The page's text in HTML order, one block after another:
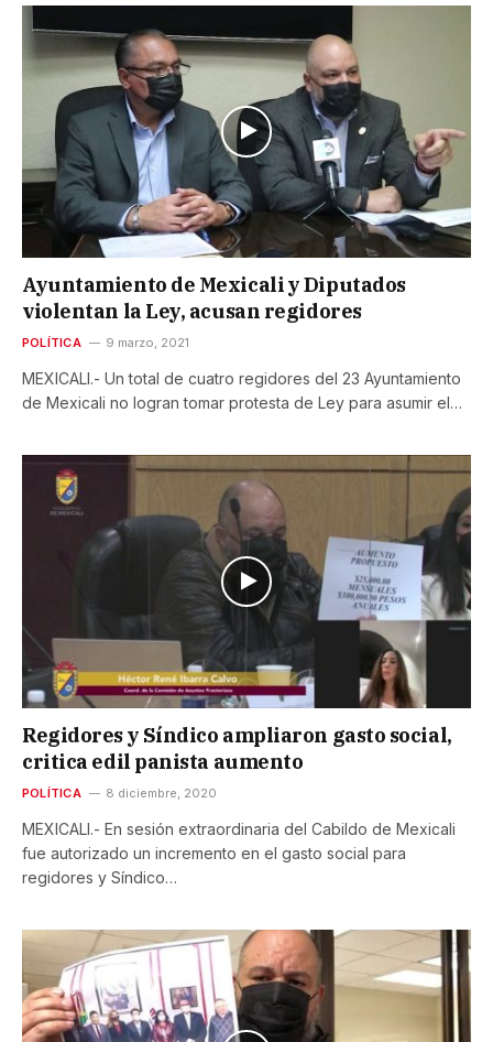
Ayuntamiento de Mexicali y Diputados
violentan la Ley, acusan regidores
POLÍTICA 9 marzo, 2021
MEXICALI.- Un total de cuatro regidores del 23 Ayuntamiento
de Mexicali no logran tomar protesta de Ley para asumir el…
Regidores y Síndico ampliaron gasto social,
critica edil panista aumento
POLÍTICA 8 diciembre, 2020
MEXICALI.- En sesión extraordinaria del Cabildo de Mexicali
fue autorizado un incremento en el gasto social para
regidores y Síndico…